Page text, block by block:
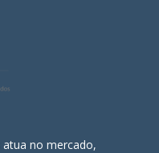
atua no mercado,